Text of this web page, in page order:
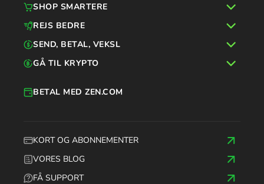
KORT OG ABONNEMENTER
VORES BLOG
FÅ SUPPORT
BETAL MED ZEN.COM
SHOP SMARTERE
REJS BEDRE
SEND, BETAL, VEKSL
GÅ TIL KRYPTO